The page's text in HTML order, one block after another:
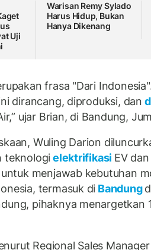
Uji
Warisan Remy Sylado
Harus Hidup, Bukan
Hanya Dikenang
frasa "Dari
dirancang, diproduksi, dan
ujar Brian, di Bandung,
Wuling Darion
teknologielektrifikasi EV
menjawab kebutuhan
termasuk di Bandung
pihaknya menargetkan
Regional Sales